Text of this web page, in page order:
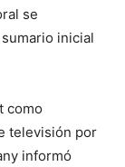
se
inicial
como
televisión por
informó